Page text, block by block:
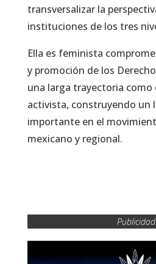
transversalizar la
instituciones de los tres
Ella es feminista
y promoción de los
una larga trayectoria como
activista, construyendo un
importante en el
mexicano y regional.
Publicidad